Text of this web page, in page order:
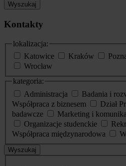
Wyszukaj
Kontakty
lokalizacja:
Katowice
Kraków
Wrocław
kategoria:
Administracja
Badania i
Współpraca z biznesem
Dział
badawcze
Marketing i
Organizacje studenckie
Współpraca międzynarodowa
Wyszukaj